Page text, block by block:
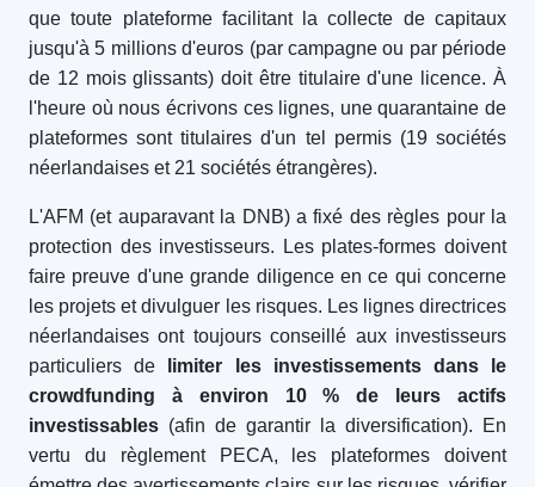
que toute plateforme facilitant la collecte de capitaux
jusqu'à 5 millions d'euros (par campagne ou par période
de 12 mois glissants) doit être titulaire d'une licence. À
l'heure où nous écrivons ces lignes, une quarantaine de
plateformes sont titulaires d'un tel permis (19 sociétés
néerlandaises et 21 sociétés étrangères).
L'AFM (et auparavant la DNB) a fixé des règles pour la
protection des investisseurs. Les plates-formes doivent
faire preuve d'une grande diligence en ce qui concerne
les projets et divulguer les risques. Les lignes directrices
néerlandaises ont toujours conseillé aux investisseurs
particuliers de
limiter les investissements dans le
crowdfunding à environ 10 % de leurs actifs
investissables (afin de garantir la diversification). En
vertu du règlement PECA, les plateformes doivent